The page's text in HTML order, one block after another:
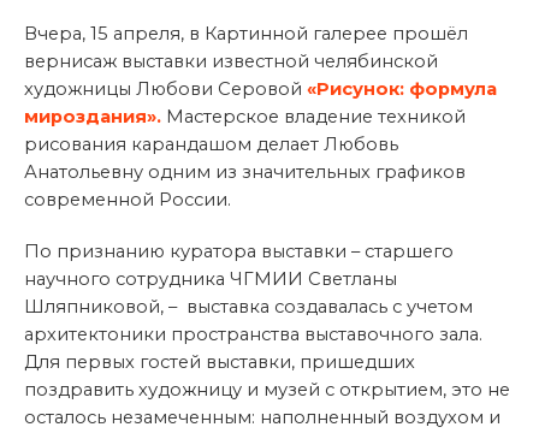
Вчера, 15 апреля, в Картинной галерее прошёл
вернисаж выставки известной челябинской
художницы Любови Серовой «Рисунок: формула
мироздания». Мастерское владение техникой
рисования карандашом делает Любовь
Анатольевну одним из значительных графиков
современной России.
По признанию куратора выставки – старшего
научного сотрудника ЧГМИИ Светланы
Шляпниковой, – выставка создавалась с учетом
архитектоники пространства выставочного зала.
Для первых гостей выставки, пришедших
поздравить художницу и музей с открытием, это не
осталось незамеченным: наполненный воздухом и